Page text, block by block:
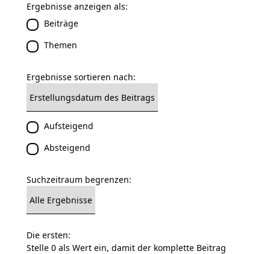
Ergebnisse anzeigen als:
Beiträge
Themen
Ergebnisse sortieren nach:
Aufsteigend
Absteigend
Suchzeitraum begrenzen:
Die ersten:
Stelle 0 als Wert ein, damit der komplette Beitrag